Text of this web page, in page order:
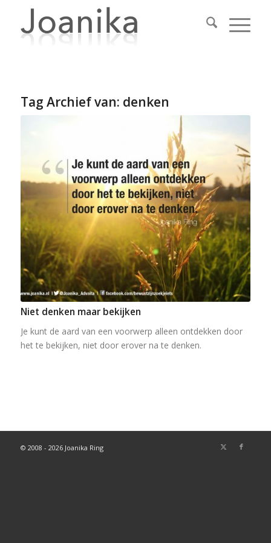
Tag Archief van: denken
Niet denken maar bekijken
Je kunt de aard van een voorwerp alleen ontdekken door
het te bekijken, niet door erover na te denken.
© 2008 - 2026 Joanika Ring